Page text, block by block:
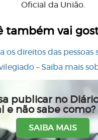
Oficial da União.
também vai
os direitos das pessoas
– Saiba mais
publicar no
e não sabe como?
SAIBA MAIS